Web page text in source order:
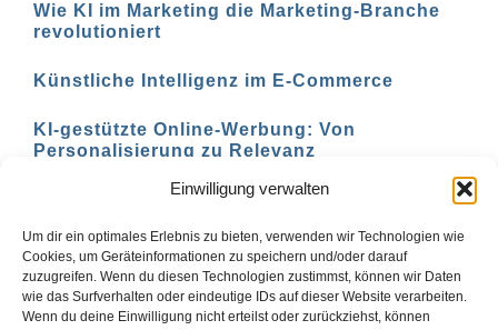
Einwilligung verwalten
Um dir ein optimales Erlebnis zu bieten, verwenden wir Technologien wie
Cookies, um Geräteinformationen zu speichern und/oder darauf
zuzugreifen. Wenn du diesen Technologien zustimmst, können wir Daten
wie das Surfverhalten oder eindeutige IDs auf dieser Website verarbeiten.
Wenn du deine Einwilligung nicht erteilst oder zurückziehst, können
Wie KI im Marketing die Marketing-Branche
revolutioniert
Künstliche Intelligenz im E-Commerce
KI-gestützte Online-Werbung: Von
Personalisierung zu Relevanz
KI-basierte Marketing-Analyse: Verstehen Sie
Zurück 1 2 3 Vor